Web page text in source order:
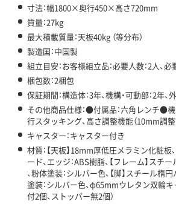
寸法：幅1800×奥行450×高さ720mm
質量：27kg
最大積載質量：天板40kg （等分布）
製造国：中国製
組立目安：お客様組立品：必要人数：2人、必
梱包数：2梱包
保証期間：構造体：3年、機構・可動部：2年、
その他商品仕様：●付属品：六角レンチ●機
行スタッキング、高さ調整機能（10mm調整
キャスター：キャスター付き
材質：【天板】18mm厚低圧メラミン化粧板
ード、エッジ：ABS樹脂、【フレーム】スチ
、粉体塗装：シルバー色、【脚】スチール楕
塗装：シルバー色、φ65mmウレタン双輪キ
付2個、ストッパー無2個）